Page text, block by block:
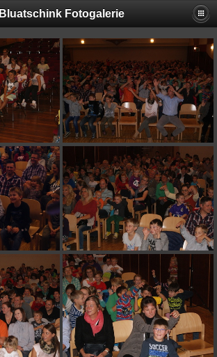
Bluatschink Fotogalerie